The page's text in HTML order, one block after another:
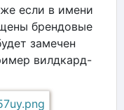
если в имени
брендовые
замечен
вилдкард-